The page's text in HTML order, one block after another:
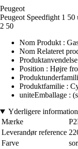
Peugeot
Peugeot Speedfight 1
2 50
Nom Produkt :
Nom Relateret
Position : Højre
Produktfamilie :
uniteEmballage :
Yderligere information
Mærke
Leverandør reference
Farve